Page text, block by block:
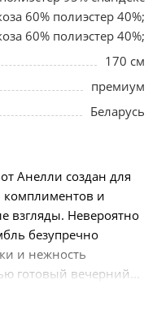
60% полиэстер 40%;
60% полиэстер 40%;
170 см
премиум
Беларусь
Анелли создан для
комплиментов и
взгляды. Невероятно
безупречно
и нежность
готовый вечерний...